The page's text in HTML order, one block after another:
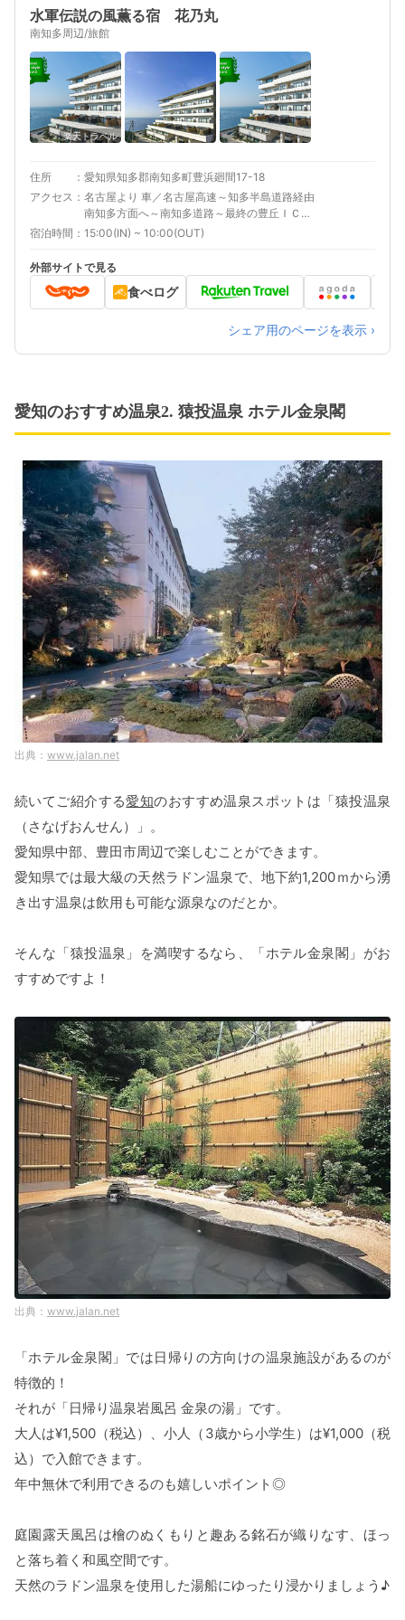
水軍伝説の風薫る宿 花乃丸
南知多周辺/旅館
楽天トラベル
住所
愛知県知多郡南知多町豊浜廻間17-18
アクセス
名古屋より 車／名古屋高速～知多半島道路経由
南知多方面へ～南知多道路～最終の豊丘ＩＣ～
豊丘IC～師崎方面へ４つ目の信号〈羽豆岬〉を
点河和駅下車車で20分 最寄り駅１ 河和 補足 車
／屋外駐車場は乗用車で約60台完備（無料）。
先着順にて（予約は不要※週末など混雑する場合
も御座いますので、複数台でお越しの際はお問
い合わせ下さいませ。） 車以外／名鉄河和駅よ
宿泊時間 15:00(IN) ~ 10:00(OUT)
外部サイトで見る
食べログ
シェア用のページを表示 ›
愛知のおすすめ温泉2. 猿投温泉 ホテル金泉閣
www.jalan.net
続いてご紹介する愛知のおすすめ温泉スポットは「猿投温泉
（さなげおんせん）」。
愛知県中部、豊田市周辺で楽しむことができます。
愛知県では最大級の天然ラドン温泉で、地下約1,200ｍから湧
き出す温泉は飲用も可能な源泉なのだとか。
そんな「猿投温泉」を満喫するなら、「ホテル金泉閣」がお
すすめですよ！
www.jalan.net
「ホテル金泉閣」では日帰りの方向けの温泉施設があるのが
特徴的！
それが「日帰り温泉岩風呂 金泉の湯」です。
大人は¥1,500（税込）、小人（3歳から小学生）は¥1,000（税
込）で入館できます。
年中無休で利用できるのも嬉しいポイント◎
庭園露天風呂は檜のぬくもりと趣ある銘石が織りなす、ほっ
と落ち着く和風空間です。
天然のラドン温泉を使用した湯船にゆったり浸かりましょう♪